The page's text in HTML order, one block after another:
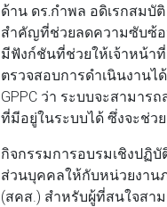
ด้าน ดร.กำพล อดิเรกสมบัติ
สำคัญที่ช่วยลดความซับซ้อ
มีฟังก์ชันที่ช่วยให้เจ้าหน้า
ตรวจสอบการดำเนินงาน
GPPC ว่า ระบบจะสามาร
ที่มีอยู่ในระบบได้ ซึ่งจะช่ว
กิจกรรมการอบรมเชิงปฏิ
ส่วนบุคคลให้กับหน่วยงาน
(สคส.) สำหรับผู้ที่สนใจสาม